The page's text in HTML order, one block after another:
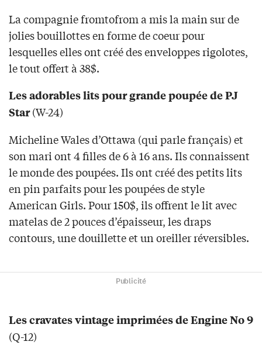
La compagnie fromtofrom a mis la main sur de
jolies bouillottes en forme de coeur pour
lesquelles elles ont créé des enveloppes rigolotes,
le tout offert à 38$.
Les adorables lits pour grande poupée de PJ
Star(W-24)
Micheline Wales d’Ottawa (qui parle français) et
son mari ont 4 filles de 6 à 16 ans. Ils connaissent
le monde des poupées. Ils ont créé des petits lits
en pin parfaits pour les poupées de style
American Girls. Pour 150$, ils offrent le lit avec
matelas de 2 pouces d’épaisseur, les draps
contours, une douillette et un oreiller réversibles.
Publicité
Les cravates vintage imprimées de Engine No 9
(Q-12)